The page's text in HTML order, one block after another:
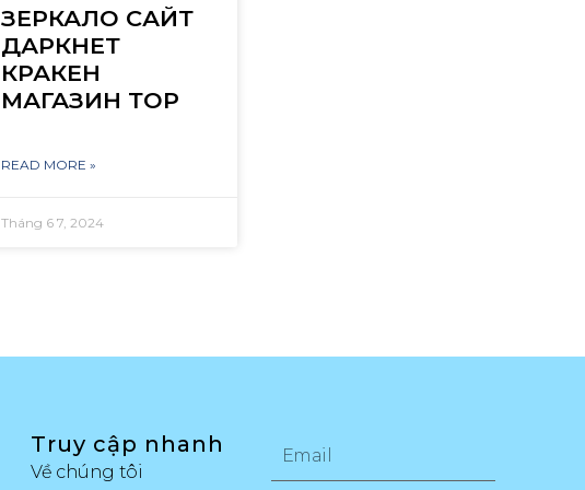
ЗЕРКАЛО САЙТ
ДАРКНЕТ
КРАКЕН
МАГАЗИН ТОР
READ MORE »
Tháng 6 7, 2024
Truy cập nhanh
Về chúng tôi